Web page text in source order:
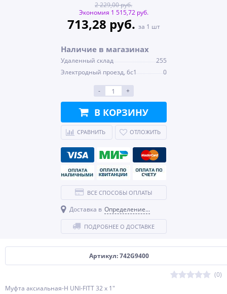
Артикул: 742G9400
(0)
Муфта аксиальная-Н UNI-FITT 32 х 1"
2 229,00 руб.
Экономия 1 515,72 руб.
713,28 руб. за 1 шт
Наличие в магазинах
Удаленный склад
255
Электродный проезд, 6с1
0
- +
В КОРЗИНУ
СРАВНИТЬ ОТЛОЖИТЬ
ВСЕ СПОСОБЫ ОПЛАТЫ
Доставка в Определение...
ПОДРОБНЕЕ О ДОСТАВКЕ